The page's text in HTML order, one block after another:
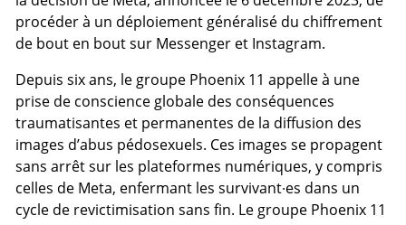
procéder à un déploiement généralisé du chiffrement
de bout en bout sur Messenger et Instagram.
Depuis six ans, le groupe Phoenix 11 appelle à une
prise de conscience globale des conséquences
traumatisantes et permanentes de la diffusion des
images d’abus pédosexuels. Ces images se propagent
sans arrêt sur les plateformes numériques, y compris
celles de Meta, enfermant les survivant·es dans un
cycle de revictimisation sans fin. Le groupe Phoenix 11